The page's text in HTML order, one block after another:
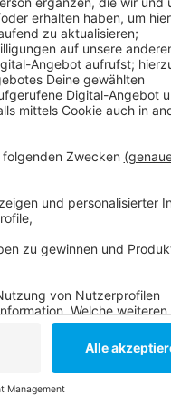
Politik (morgen, 16.
Das Wohnen im
aber fast
soll auch
Treppen zum
Da aber
nächsten Jahre
Dabei geht es um einen
Hafenbecken führt.